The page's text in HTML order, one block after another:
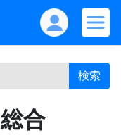
検索
合